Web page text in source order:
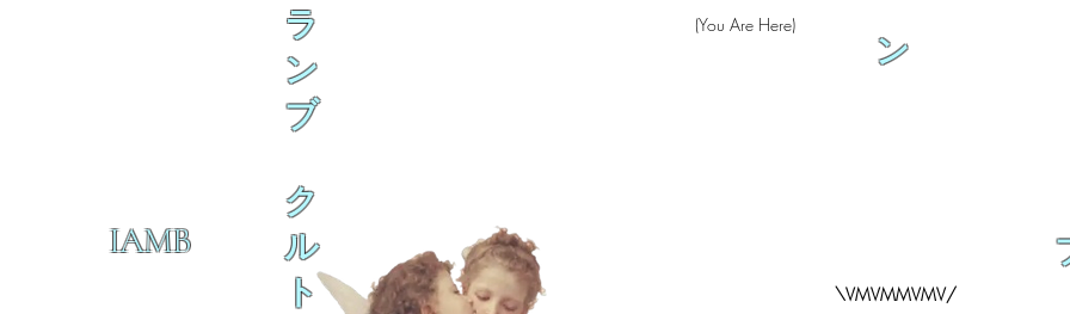
IAMB
\VMVMMVMV/
ラ
ン
ブ
ク
ル
ト
ン
(You Are Here)